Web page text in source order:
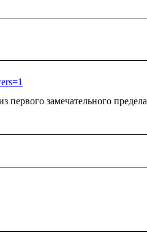
первого замечательного предела